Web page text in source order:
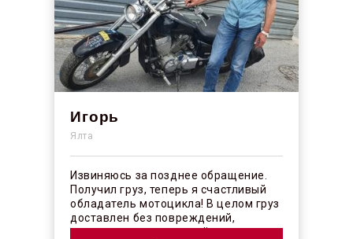
Игорь
Ялта
Извиняюсь за позднее обращение.
Получил груз, теперь я счастливый
обладатель мотоцикла! В целом груз
доставлен без повреждений,
огорчило отсутствие плёночного